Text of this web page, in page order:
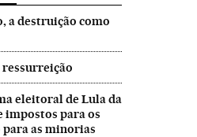
a destruição como
ressurreição
eleitoral de Lula da
impostos para os
as minorias